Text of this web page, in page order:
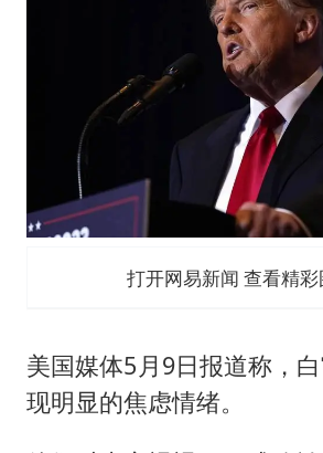
打开网易新闻 查看精
美国媒体5月9日报道称，
现明显的焦虑情绪。